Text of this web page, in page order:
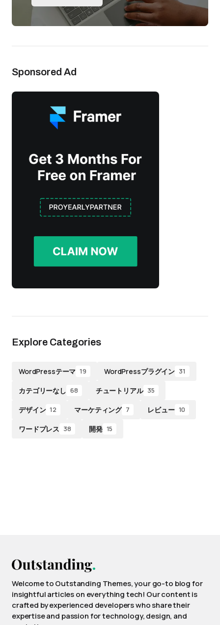
Sponsored Ad
Explore Categories
WordPressテーマ 19 WordPressプラグイン 31
カテゴリーなし 68 チュートリアル 35
デザイン 12 マーケティング 7 レビュー 10
ワードプレス 38 開発 15
Welcome to Outstanding Themes, your go-to blog for
insightful articles on everything tech! Our content is
crafted by experienced developers who share their
expertise and passion for technology, design, and